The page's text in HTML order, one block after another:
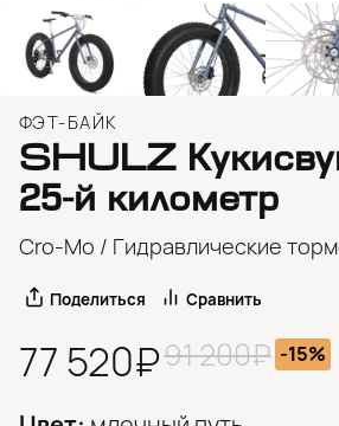
ФЭТ-БАЙК
SHULZ
25-й километр
Cro-Mo / Гидравлические
Поделиться Сравнить
77 520₽91 200₽ -15%